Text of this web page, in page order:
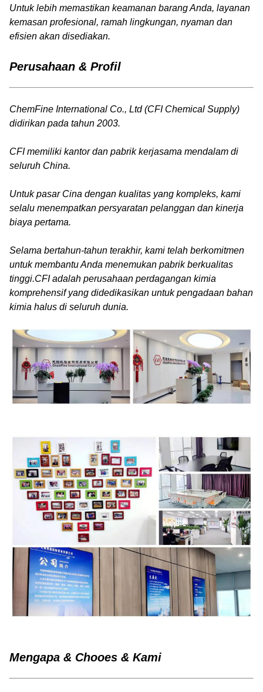
Untuk lebih memastikan keamanan barang Anda, layanan
kemasan profesional, ramah lingkungan, nyaman dan
efisien akan disediakan.
Perusahaan & Profil
ChemFine International Co., Ltd (CFI Chemical Supply)
didirikan pada tahun 2003.
CFI memiliki kantor dan pabrik kerjasama mendalam di
seluruh China.
Untuk pasar Cina dengan kualitas yang kompleks, kami
selalu menempatkan persyaratan pelanggan dan kinerja
biaya pertama.
Selama bertahun-tahun terakhir, kami telah berkomitmen
untuk membantu Anda menemukan pabrik berkualitas
tinggi.CFI adalah perusahaan perdagangan kimia
komprehensif yang didedikasikan untuk pengadaan bahan
kimia halus di seluruh dunia.
Mengapa & Chooes & Kami